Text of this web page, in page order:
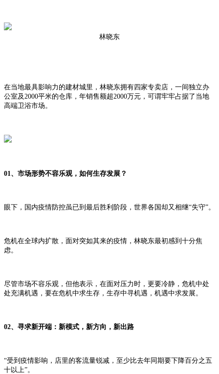
林晓东
在当地最具影响力的建材城里，林晓东拥有四家专卖店，一间独立办
公室及2000平米的仓库，年销售额超2000万元，可谓牢牢占据了当地
高端卫浴市场。
01、市场形势不容乐观，如何生存发展？
眼下，国内疫情防控虽已到最后胜利阶段，世界各国却又相继“失守”。
危机在全球内扩散，面对突如其来的疫情，林晓东最初感到十分焦
虑。
尽管市场不容乐观，但他表示，在面对压力时，更要冷静，危机中处
处充满机遇，要在危机中求生存，生存中寻机遇，机遇中求发展。
02、寻求新开端：新模式，新方向，新出路
“受到疫情影响，店里的客流量锐减，至少比去年同期要下降百分之五
十以上”。